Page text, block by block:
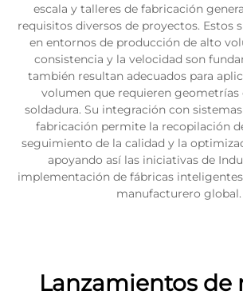
escala y talleres de fabricación
requisitos diversos de proyectos. Estos
en entornos de producción de alto
consistencia y la velocidad son
también resultan adecuados para
volumen que requieren geometrías
soldadura. Su integración con
fabricación permite la recopilación
seguimiento de la calidad y la
apoyando así las iniciativas de
implementación de fábricas
manufacturero global.
Lanzamientos de